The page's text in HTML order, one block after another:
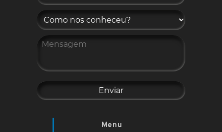
Menu